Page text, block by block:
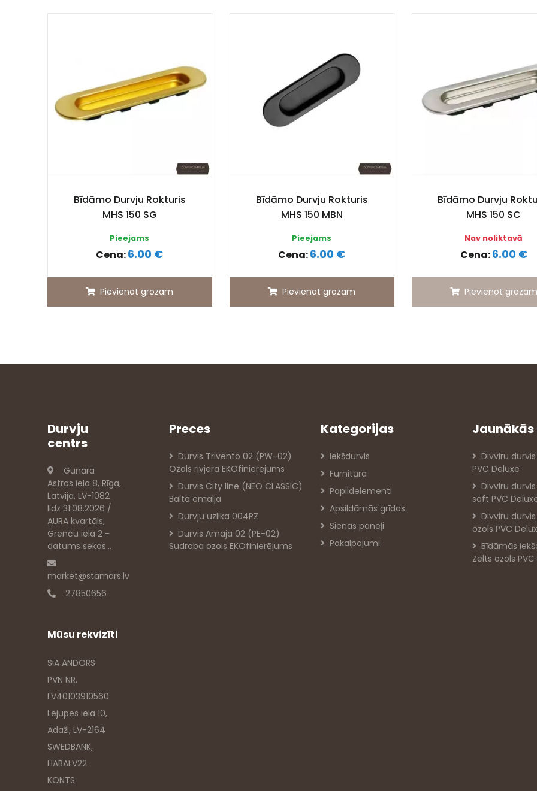
Bīdāmo Durvju Rokturis
MHS 150 SG
Pieejams
Cena:6.00 €
Pievienot grozam
Bīdāmo Durvju Rokturis
MHS 150 MBN
Pieejams
Cena:6.00 €
Pievienot grozam
Bīdāmo Durvju
MHS 150 SC
Nav noliktavā
Cena:6.00 €
Pievienot grozam
Durvju
centrs
Gunāra
Astras iela 8, Rīga,
Latvija, LV-1082
lidz 31.08.2026 /
AURA kvartāls,
Grenču iela 2 -
datums sekos...
market@stamars.lv
27850656
Mūsu rekvizīti
SIA ANDORS
PVN NR.
LV40103910560
Lejupes iela 10,
Ādaži, LV-2164
SWEDBANK,
HABALV22
KONTS
Preces
Durvis Trivento 02 (PW-02)
Ozols rivjera EKOfinierejums
Durvis City line (NEO CLASSIC)
Balta emalja
Durvju uzlika 004PZ
Durvis Amaja 02 (PE-02)
Sudraba ozols EKOfinierējums
Kategorijas
Iekšdurvis
Furnitūra
Papildelementi
Apsildāmās grīdas
Sienas paneļi
Pakalpojumi
Jaunākās
Divviru
PVC Deluxe
Divviru
soft PVC
Divviru
ozols PVC
Bīdāmās
Zelts ozols